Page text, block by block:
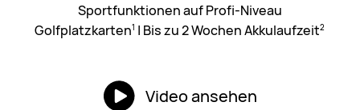
Sportfunktionen auf Profi-Niveau
Golfplatzkarten1 | Bis zu 2 Wochen Akkulaufzeit2
Video ansehen